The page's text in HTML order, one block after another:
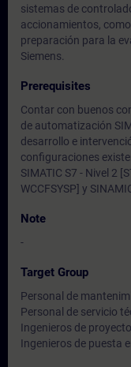
sistemas de
accionamientos, como
preparación para la
Siemens.
Prerequisites
Contar con buenos
de automatización
desarrollo e
configuraciones
SIMATIC S7 - Nivel 2
WCCFSYSP] y
Note
-
Target Group
Personal de
Personal de servicio
Ingenieros de
Ingenieros de puesta